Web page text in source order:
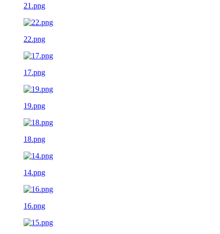
21.png
22.png
17.png
19.png
18.png
14.png
16.png